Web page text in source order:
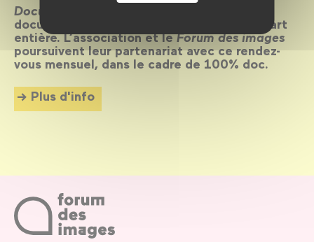
Documentaire sur grand écran
documentaire en salle, en tant que film à part
entière. L’association et leForum des images
poursuivent leur partenariat avec ce rendez-
vous mensuel, dans le cadre de 100% doc.
Plus d'info